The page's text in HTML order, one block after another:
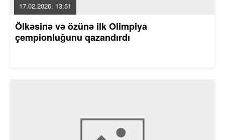
17.02.2026, 13:51
Ölkəsinə və özünə ilk Olimpiya
çempionluğunu qazandırdı